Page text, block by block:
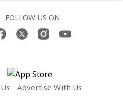
FOLLOW US ON
Advertise With Us